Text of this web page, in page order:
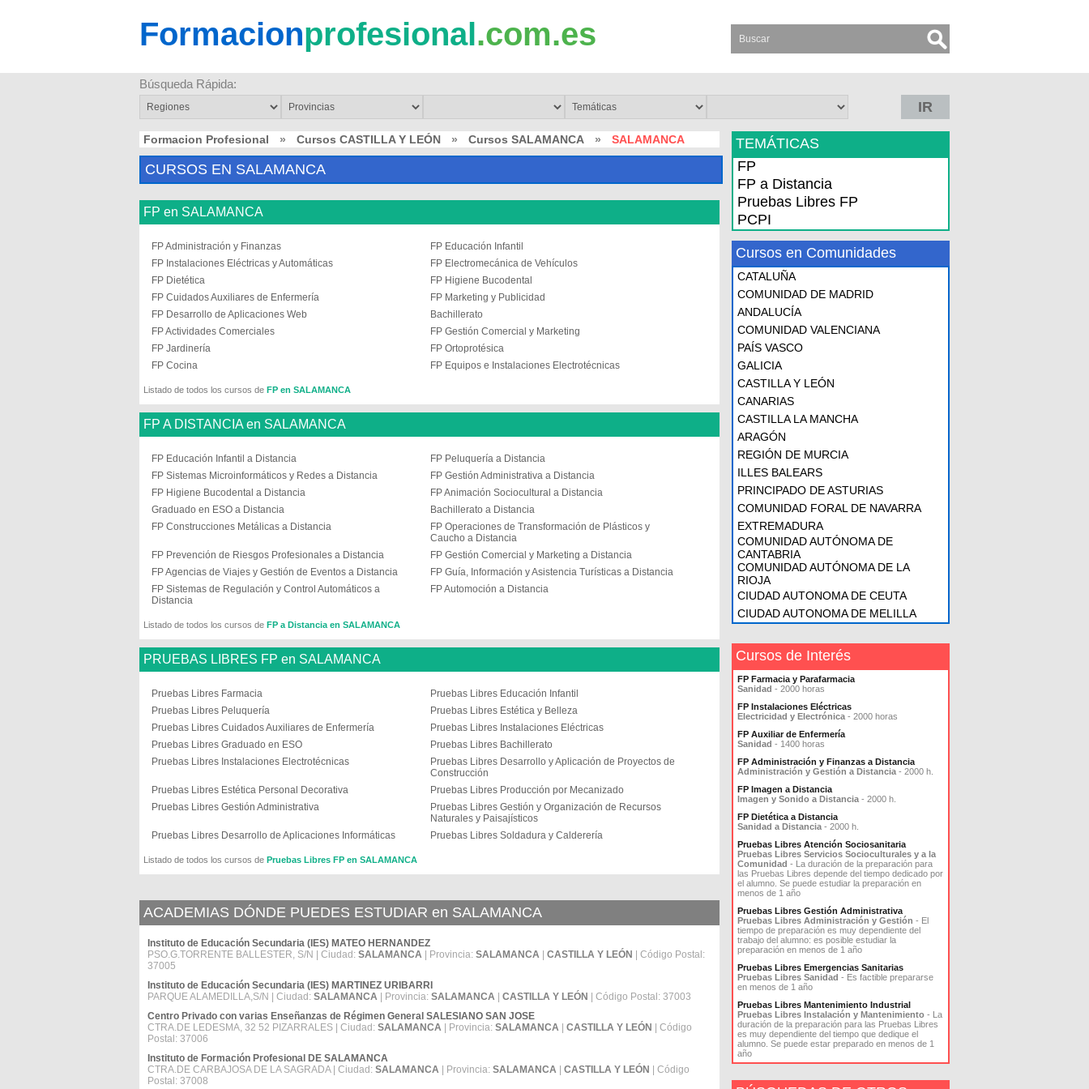
Formacionprofesional.com.es
Búsqueda Rápida:
IR
Formacion Profesional » Cursos CASTILLA Y LEÓN » Cursos SALAMANCA » SALAMANCA
CURSOS EN SALAMANCA
FP en SALAMANCA
FP Administración y Finanzas
FP Educación Infantil
FP Instalaciones Eléctricas y Automáticas
FP Electromecánica de Vehículos
FP Dietética
FP Higiene Bucodental
FP Cuidados Auxiliares de Enfermería
FP Marketing y Publicidad
FP Desarrollo de Aplicaciones Web
Bachillerato
FP Actividades Comerciales
FP Gestión Comercial y Marketing
FP Jardinería
FP Ortoprotésica
FP Cocina
FP Equipos e Instalaciones Electrotécnicas
Listado de todos los cursos de FP en SALAMANCA
FP A DISTANCIA en SALAMANCA
FP Educación Infantil a Distancia
FP Peluquería a Distancia
FP Sistemas Microinformáticos y Redes a Distancia
FP Gestión Administrativa a Distancia
FP Higiene Bucodental a Distancia
FP Animación Sociocultural a Distancia
Graduado en ESO a Distancia
Bachillerato a Distancia
FP Construcciones Metálicas a Distancia
FP Operaciones de Transformación de Plásticos y
Caucho a Distancia
FP Prevención de Riesgos Profesionales a Distancia
FP Gestión Comercial y Marketing a Distancia
FP Agencias de Viajes y Gestión de Eventos a Distancia
FP Guía, Información y Asistencia Turísticas a Distancia
FP Sistemas de Regulación y Control Automáticos a
Distancia
FP Automoción a Distancia
Listado de todos los cursos de FP a Distancia en SALAMANCA
PRUEBAS LIBRES FP en SALAMANCA
Pruebas Libres Farmacia
Pruebas Libres Educación Infantil
Pruebas Libres Peluquería
Pruebas Libres Estética y Belleza
Pruebas Libres Cuidados Auxiliares de Enfermería
Pruebas Libres Instalaciones Eléctricas
Pruebas Libres Graduado en ESO
Pruebas Libres Bachillerato
Pruebas Libres Instalaciones Electrotécnicas
Pruebas Libres Desarrollo y Aplicación de Proyectos de
Construcción
Pruebas Libres Estética Personal Decorativa
Pruebas Libres Producción por Mecanizado
Pruebas Libres Gestión Administrativa
Pruebas Libres Gestión y Organización de Recursos
Naturales y Paisajísticos
Pruebas Libres Desarrollo de Aplicaciones Informáticas
Pruebas Libres Soldadura y Calderería
Listado de todos los cursos de Pruebas Libres FP en SALAMANCA
ACADEMIAS DÓNDE PUEDES ESTUDIAR en SALAMANCA
Instituto de Educación Secundaria (IES) MATEO HERNANDEZ
PSO.G.TORRENTE BALLESTER, S/N | Ciudad: SALAMANCA | Provincia: SALAMANCA CASTILLA Y LEÓN
| Código Postal:
37005
Instituto de Educación Secundaria (IES) MARTINEZ URIBARRI
PARQUE ALAMEDILLA,S/N | Ciudad: SALAMANCA | Provincia: SALAMANCA CASTILLA Y LEÓN
| Código Postal: 37003
Centro Privado con varias Enseñanzas de Régimen General SALESIANO SAN JOSE
CTRA.DE LEDESMA, 32 52 PIZARRALES | Ciudad: SALAMANCA | Provincia: SALAMANCA CASTILLA Y LEÓN
| Código
Postal: 37006
Instituto de Formación Profesional DE SALAMANCA
CTRA.DE CARBAJOSA DE LA SAGRADA | Ciudad: SALAMANCA | Provincia: SALAMANCA CASTILLA Y LEÓN
| Código
Postal: 37008
TEMÁTICAS
FP
FP a Distancia
Pruebas Libres FP
PCPI
Cursos en Comunidades
CATALUÑA
COMUNIDAD DE MADRID
ANDALUCÍA
COMUNIDAD VALENCIANA
PAÍS VASCO
GALICIA
CASTILLA Y LEÓN
CANARIAS
CASTILLA LA MANCHA
ARAGÓN
REGIÓN DE MURCIA
ILLES BALEARS
PRINCIPADO DE ASTURIAS
COMUNIDAD FORAL DE NAVARRA
EXTREMADURA
COMUNIDAD AUTÓNOMA DE
CANTABRIA
COMUNIDAD AUTÓNOMA DE LA
RIOJA
CIUDAD AUTONOMA DE CEUTA
CIUDAD AUTONOMA DE MELILLA
Cursos de Interés
FP Farmacia y Parafarmacia
Sanidad - 2000 horas
FP Instalaciones Eléctricas
Electricidad y Electrónica - 2000 horas
FP Auxiliar de Enfermería
Sanidad - 1400 horas
FP Administración y Finanzas a Distancia
Administración y Gestión a Distancia - 2000 h.
FP Imagen a Distancia
Imagen y Sonido a Distancia - 2000 h.
FP Dietética a Distancia
Sanidad a Distancia - 2000 h.
Pruebas Libres Atención Sociosanitaria
Pruebas Libres Servicios Socioculturales y a la
Comunidad - La duración de la preparación para
las Pruebas Libres depende del tiempo dedicado por
el alumno. Se puede estudiar la preparación en
menos de 1 año
Pruebas Libres Gestión Administrativa
Pruebas Libres Administración y Gestión - El
tiempo de preparación es muy dependiente del
trabajo del alumno: es posible estudiar la
preparación en menos de 1 año
Pruebas Libres Emergencias Sanitarias
Pruebas Libres Sanidad - Es factible prepararse
en menos de 1 año
Pruebas Libres Mantenimiento Industrial
Pruebas Libres Instalación y Mantenimiento - La
duración de la preparación para las Pruebas Libres
es muy dependiente del tiempo que dedique el
alumno. Se puede estar preparado en menos de 1
año